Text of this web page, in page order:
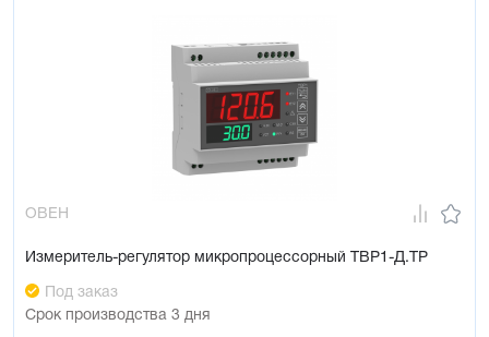
ОВЕН
Измеритель-регулятор микропроцессорный ТВР1-Д.ТР
Под заказ
Срок производства 3 дня